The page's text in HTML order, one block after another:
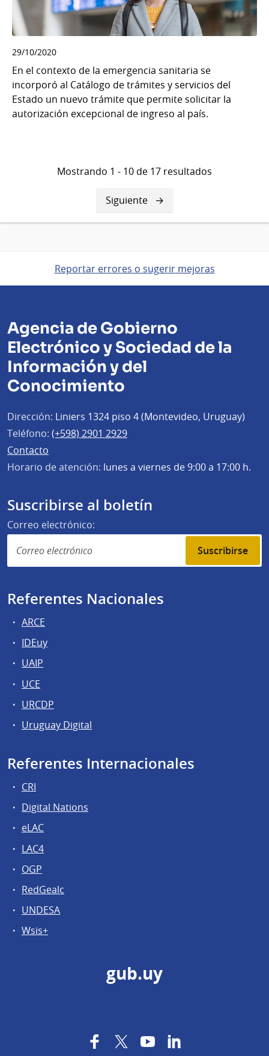
29/10/2020
En el contexto de la emergencia sanitaria se
incorporó al Catálogo de trámites y servicios del
Estado un nuevo trámite que permite solicitar la
autorización excepcional de ingreso al país.
Mostrando 1 - 10 de 17 resultados
Siguiente
página
Siguiente
Reportar errores o sugerir mejoras
Agencia de Gobierno
Electrónico y Sociedad de la
Información y del
Conocimiento
Dirección: Liniers 1324 piso 4 (Montevideo, Uruguay)
Teléfono: (+598) 2901 2929
Contacto
Horario de atención: lunes a viernes de 9:00 a 17:00 h.
Suscribirse al boletín
Correo electrónico:
Suscribirse
Referentes Nacionales
ARCE
IDEuy
UAIP
UCE
URCDP
Uruguay Digital
Referentes Internacionales
CRI
Digital Nations
eLAC
LAC4
OGP
RedGealc
UNDESA
Wsis+
gub.uy
FacebookTwitterYouTube